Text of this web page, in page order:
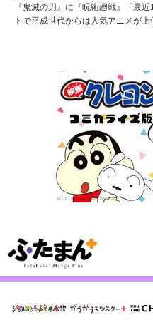
『鬼滅の刃』に『呪術廻戦』「最
トで平成世代からは人気アニメが上